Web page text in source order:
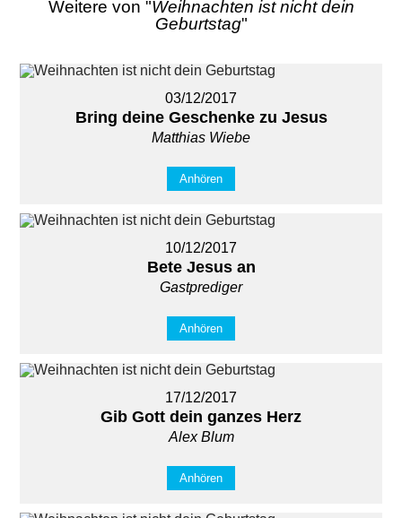
Weitere von "Weihnachten ist nicht dein
Geburtstag"
03/12/2017
Bring deine Geschenke zu Jesus
Matthias Wiebe
Anhören
10/12/2017
Bete Jesus an
Gastprediger
Anhören
17/12/2017
Gib Gott dein ganzes Herz
Alex Blum
Anhören